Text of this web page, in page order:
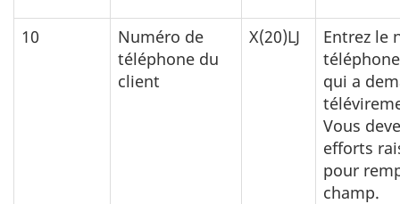
10
Numéro de
téléphone du
client
X(20)LJ
Entrez le
qui a
Vous
efforts
pour
champ.